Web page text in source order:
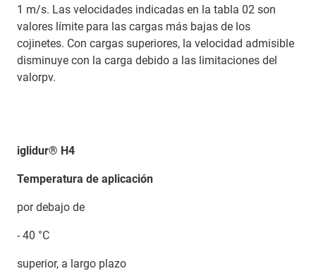
1 m/s. Las velocidades indicadas en la tabla 02 son
valores límite para las cargas más bajas de los
cojinetes. Con cargas superiores, la velocidad admisible
disminuye con la carga debido a las limitaciones del
valorpv.
iglidur® H4
Temperatura de aplicación
por debajo de
- 40 °C
superior, a largo plazo